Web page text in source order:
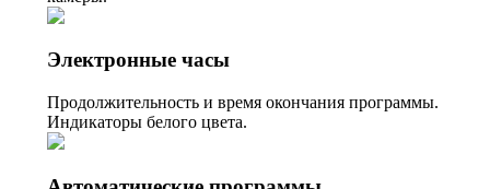
Электронные часы
Продолжительность и время окончания программы.
Индикаторы белого цвета.